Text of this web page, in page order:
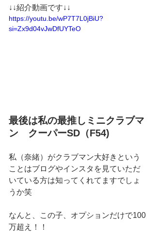
↓↓紹介動画です↓↓
https://youtu.be/wP7T7L0jBiU?
si=Zx9d04vJwDfUYTeO
最後は私の最推しミニクラブマ
ン　クーパーSD（F54)
私（奈緒）がクラブマン大好きという
ことはブログやインスタを見ていただ
いている方は知ってくれてますでしょ
うか笑
なんと、この子、オプションだけで100
万超え！！